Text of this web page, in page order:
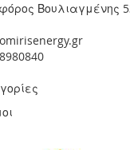
Βουλιαγμένης